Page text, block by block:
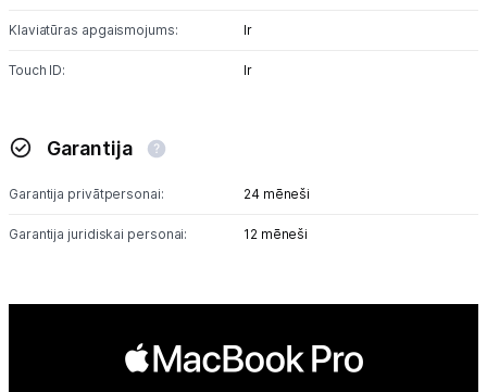
Klaviatūras apgaismojums: Ir
Touch ID: Ir
Garantija
Garantija privātpersonai: 24 mēneši
Garantija juridiskai personai: 12 mēneši